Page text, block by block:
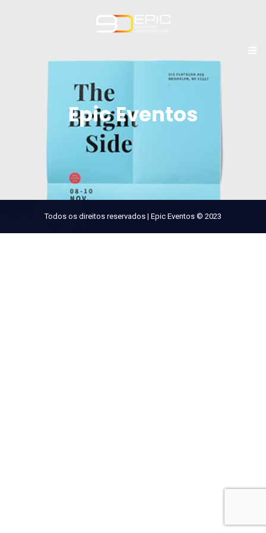
Epic Eventos
Todos os direitos reservados | Epic Eventos © 2023